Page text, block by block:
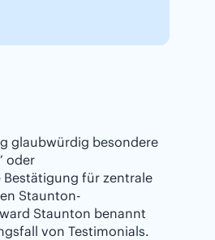
glaubwürdig besondere
oder
Bestätigung für zentrale
Staunton-
Staunton benannt
von Testimonials.